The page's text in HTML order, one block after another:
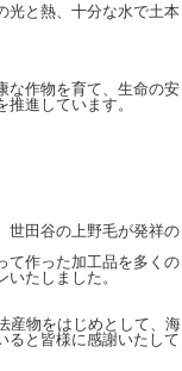
光と熱、十分な水で土本
な作物を育て、生命の安
進しています。
世田谷の上野毛が発祥の
て作った加工品を多くの
たしました。
産物をはじめとして、海
ると皆様に感謝いたして